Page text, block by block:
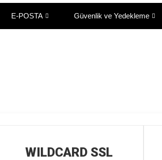
E-POSTA Güvenlik ve Yedekleme
WILDCARD SSL